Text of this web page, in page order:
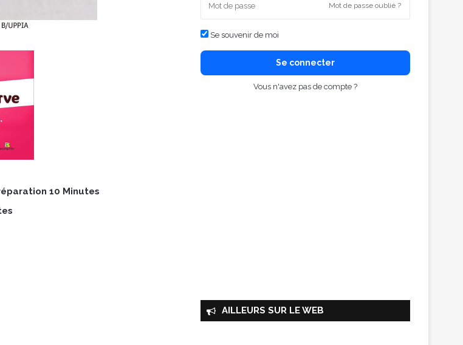
10 Minutes
Mot de passe oublié ?
Se souvenir de moi
Se connecter
Vous n'avez pas de compte ?
AILLEURS SUR LE WEB